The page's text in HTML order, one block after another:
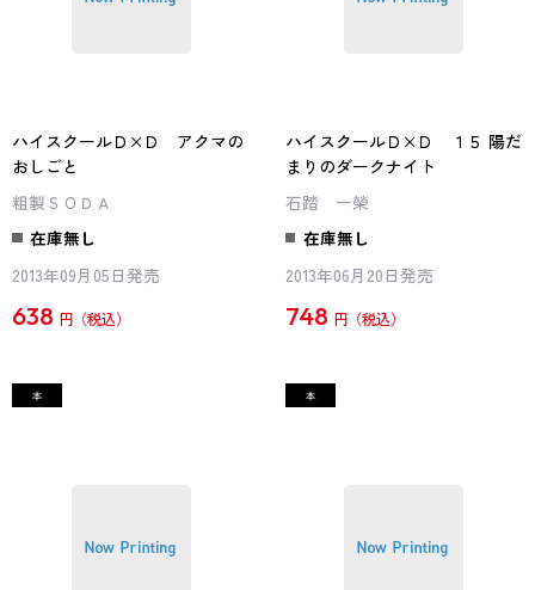
ハイスクールＤ×Ｄ アクマの
おしごと
粗製ＳＯＤＡ
在庫無し
2013年09月05日発売
638 円
ハイスクールＤ×Ｄ １５ 陽だ
まりのダークナイト
石踏 一榮
在庫無し
2013年06月20日発売
748 円